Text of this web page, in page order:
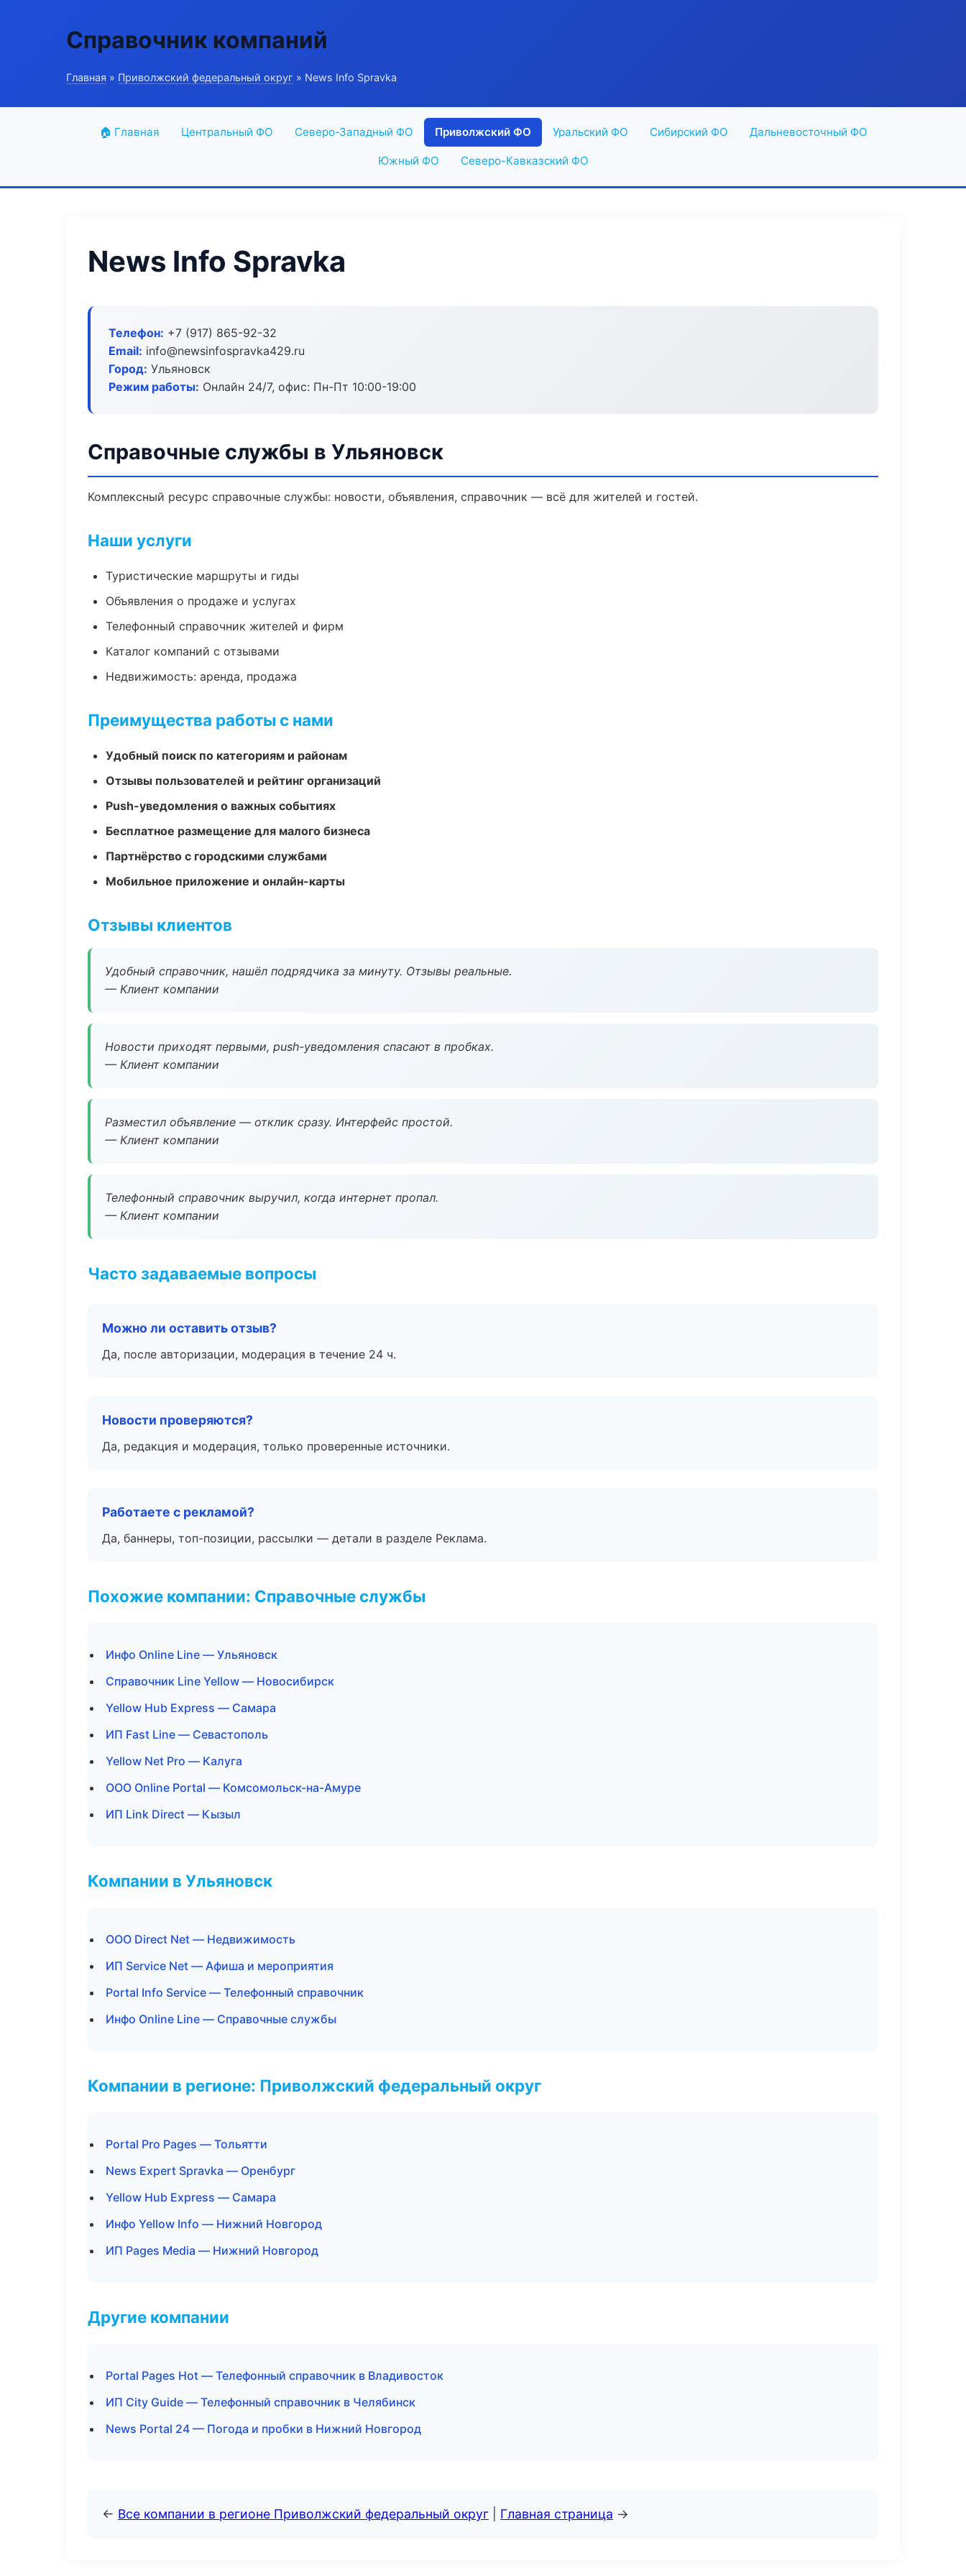
Справочник компаний
Главная » Приволжский федеральный округ » News Info Spravka
🏠 Главная Центральный ФО Северо-Западный ФО Приволжский ФО Уральский ФО Сибирский ФО Дальневосточный ФО
Южный ФО Северо-Кавказский ФО
News Info Spravka
Телефон: +7 (917) 865-92-32
Email: info@newsinfospravka429.ru
Город: Ульяновск
Режим работы: Онлайн 24/7, офис: Пн-Пт 10:00-19:00
Справочные службы в Ульяновск
Комплексный ресурс справочные службы: новости, объявления, справочник — всё для жителей и гостей.
Наши услуги
Туристические маршруты и гиды
Объявления о продаже и услугах
Телефонный справочник жителей и фирм
Каталог компаний с отзывами
Недвижимость: аренда, продажа
Преимущества работы с нами
Удобный поиск по категориям и районам
Отзывы пользователей и рейтинг организаций
Push-уведомления о важных событиях
Бесплатное размещение для малого бизнеса
Партнёрство с городскими службами
Мобильное приложение и онлайн-карты
Отзывы клиентов
Удобный справочник, нашёл подрядчика за минуту. Отзывы реальные.
— Клиент компании
Новости приходят первыми, push-уведомления спасают в пробках.
— Клиент компании
Разместил объявление — отклик сразу. Интерфейс простой.
— Клиент компании
Телефонный справочник выручил, когда интернет пропал.
— Клиент компании
Часто задаваемые вопросы
Можно ли оставить отзыв?
Да, после авторизации, модерация в течение 24 ч.
Новости проверяются?
Да, редакция и модерация, только проверенные источники.
Работаете с рекламой?
Да, баннеры, топ-позиции, рассылки — детали в разделе Реклама.
Похожие компании: Справочные службы
Инфо Online Line — Ульяновск
Справочник Line Yellow — Новосибирск
Yellow Hub Express — Самара
ИП Fast Line — Севастополь
Yellow Net Pro — Калуга
ООО Online Portal — Комсомольск-на-Амуре
ИП Link Direct — Кызыл
Компании в Ульяновск
ООО Direct Net — Недвижимость
ИП Service Net — Афиша и мероприятия
Portal Info Service — Телефонный справочник
Инфо Online Line — Справочные службы
Компании в регионе: Приволжский федеральный округ
Portal Pro Pages — Тольятти
News Expert Spravka — Оренбург
Yellow Hub Express — Самара
Инфо Yellow Info — Нижний Новгород
ИП Pages Media — Нижний Новгород
Другие компании
Portal Pages Hot — Телефонный справочник в Владивосток
ИП City Guide — Телефонный справочник в Челябинск
News Portal 24 — Погода и пробки в Нижний Новгород
← Все компании в регионе Приволжский федеральный округ Главная страница →